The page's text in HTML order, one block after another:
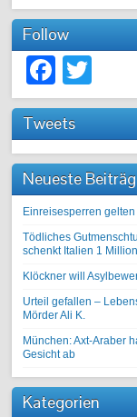
Follow
Tweets
Neueste
Einreisesperren
Tödliches
schenkt Italien 1
Klöckner will
Urteil gefallen –
Mörder Ali K.
München: Axt-Araber
Gesicht ab
Kategorien